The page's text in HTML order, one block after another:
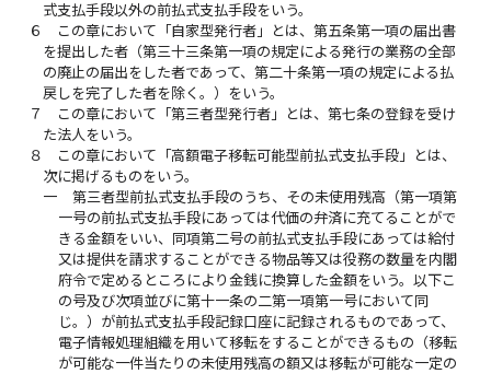
式支払手段以外の前払式支払手段をいう。
６
この章において「自家型発行者」とは、第五条第一項の届出書
を提出した者（第三十三条第一項の規定による発行の業務の全部
の廃止の届出をした者であって、第二十条第一項の規定による払
戻しを完了した者を除く。）をいう。
７
この章において「第三者型発行者」とは、第七条の登録を受け
た法人をいう。
８
この章において「高額電子移転可能型前払式支払手段」とは、
次に掲げるものをいう。
一
第三者型前払式支払手段のうち、その未使用残高（第一項第
一号の前払式支払手段にあっては代価の弁済に充てることがで
きる金額をいい、同項第二号の前払式支払手段にあっては給付
又は提供を請求することができる物品等又は役務の数量を内閣
府令で定めるところにより金銭に換算した金額をいう。以下こ
の号及び次項並びに第十一条の二第一項第一号において同
じ。）が前払式支払手段記録口座に記録されるものであって、
電子情報処理組織を用いて移転をすることができるもの（移転
が可能な一件当たりの未使用残高の額又は移転が可能な一定の